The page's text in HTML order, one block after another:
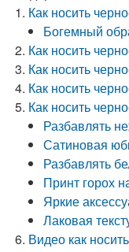
Как носить
Богемный
Как носить
Как носить
Как носить
Как носить
Разбавлять
Сатиновая
Разбавлять
Принт горох
Яркие
Лаковая
Видео как